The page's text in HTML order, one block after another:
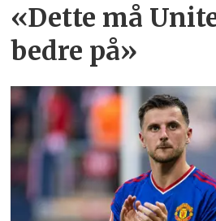
«Dette må
bedre på»